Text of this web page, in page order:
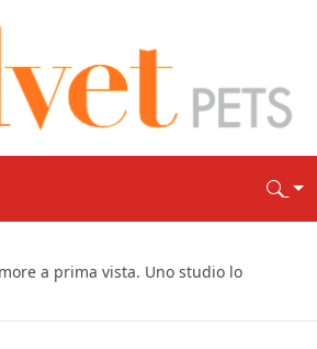
a prima vista. Uno studio lo